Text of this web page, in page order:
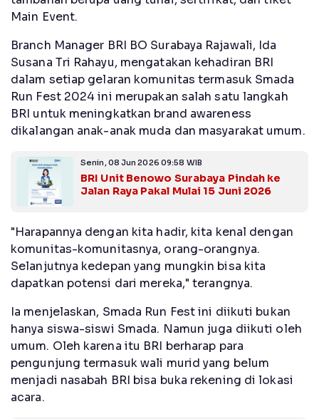
Main Event.
Branch Manager BRI BO Surabaya Rajawali, Ida
Susana Tri Rahayu, mengatakan kehadiran BRI
dalam setiap gelaran komunitas termasuk Smada
Run Fest 2024 ini merupakan salah satu langkah
BRI untuk meningkatkan brand awareness
dikalangan anak-anak muda dan masyarakat umum.
Senin, 08 Jun 2026 09:58 WIB
BRI Unit Benowo Surabaya Pindah ke
Jalan Raya Pakal Mulai 15 Juni 2026
"Harapannya dengan kita hadir, kita kenal dengan
komunitas-komunitasnya, orang-orangnya.
Selanjutnya kedepan yang mungkin bisa kita
dapatkan potensi dari mereka," terangnya.
Ia menjelaskan, Smada Run Fest ini diikuti bukan
hanya siswa-siswi Smada. Namun juga diikuti oleh
umum. Oleh karena itu BRI berharap para
pengunjung termasuk wali murid yang belum
menjadi nasabah BRI bisa buka rekening di lokasi
acara.